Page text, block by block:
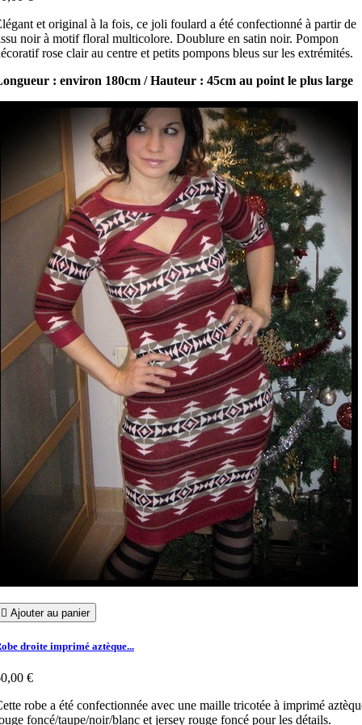
et original à la fois, ce joli foulard a été confectionné à partir de
noir à motif floral multicolore. Doublure en satin noir. Pompon
rose clair au centre et petits pompons bleus sur les extrémités.
: environ 180cm / Hauteur : 45cm au point le plus large
 Ajouter au panier
droite imprimé aztèque...
€
robe a été confectionnée avec une maille tricotée à imprimé
foncé/taupe/noir/blanc et jersey rouge foncé pour les détails.